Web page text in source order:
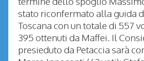
stato riconfermato alla guida
Toscana con un totale di 557
395 ottenuti da Maffei. Il
presieduto da Petaccia sarà